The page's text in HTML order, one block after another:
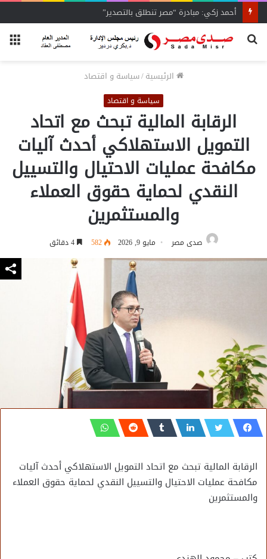
أحمد زكي: مبادرة “مصر تنطلق بالتصدير”
بحث
الرئيسية/سياسة و اقتصاد
سياسة و اقتصاد
الرقابة المالية تبحث مع اتحاد
التمويل الاستهلاكي أحدث آليات
مكافحة عمليات الاحتيال والتسييل
النقدي لحماية حقوق العملاء
والمستثمرين
صدى مصر مايو 9, 2026 582 4 دقائق
الرقابة المالية تبحث مع اتحاد التمويل الاستهلاكي أحدث آليات
مكافحة عمليات الاحتيال والتسييل النقدي لحماية حقوق العملاء
والمستثمرين